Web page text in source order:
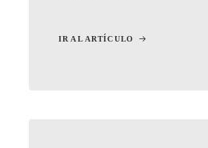
IR AL ARTÍCULO